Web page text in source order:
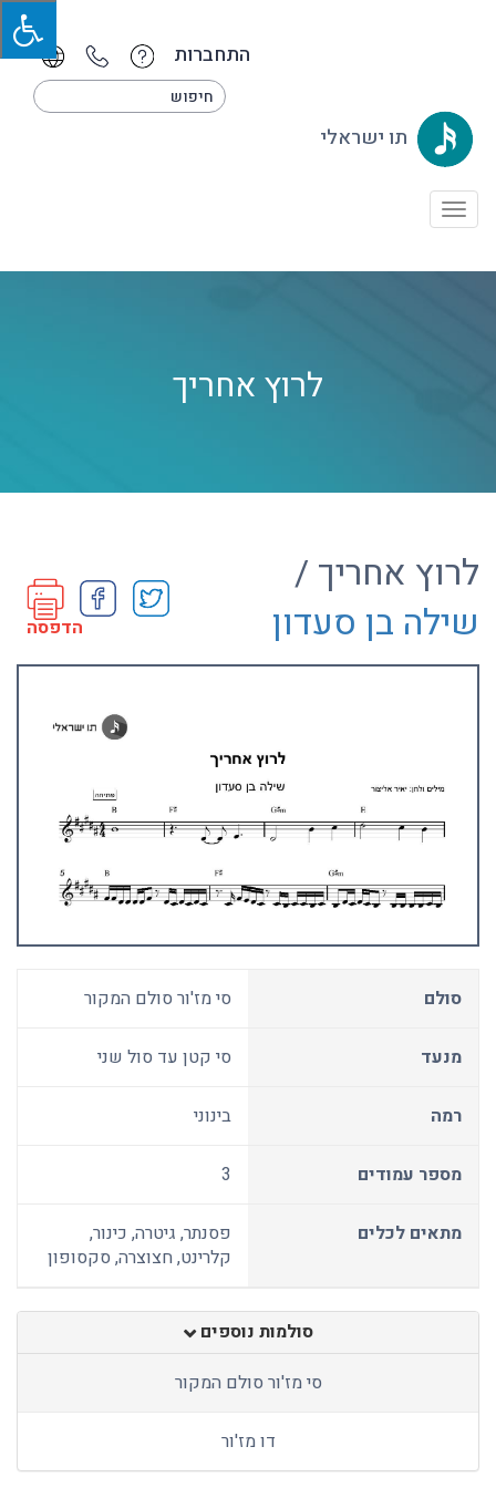
התחברות
תו ישראלי
Toggle
לרוץ אחריך
לרוץ אחריך /
שילה בן סעדון
הדפסה
סולם סי מז'ור סולם המקור
מנעד סי קטן עד סול שני
רמה בינוני
מספר עמודים 3
מתאים לכלים
פסנתר, גיטרה, כינור,
קלרינט, חצוצרה, סקסופון
סולמות נוספים
סי מז'ור סולם המקור
דו מז'ור